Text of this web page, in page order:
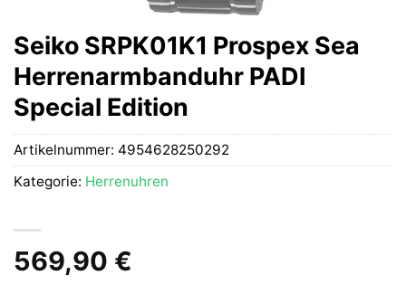
Seiko SRPK01K1 Prospex Sea
Herrenarmbanduhr PADI
Special Edition
569,90 €
Artikelnummer: 4954628250292
Kategorie: Herrenuhren